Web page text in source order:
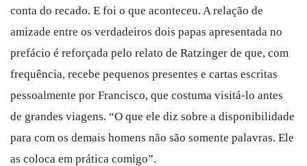
conta do recado. E foi o que aconteceu. A relação de
amizade entre os verdadeiros dois papas apresentada no
prefácio é reforçada pelo relato de Ratzinger de que, com
frequência, recebe pequenos presentes e cartas escritas
pessoalmente por Francisco, que costuma visitá-lo antes
de grandes viagens. “O que ele diz sobre a disponibilidade
para com os demais homens não são somente palavras. Ele
as coloca em prática comigo”.